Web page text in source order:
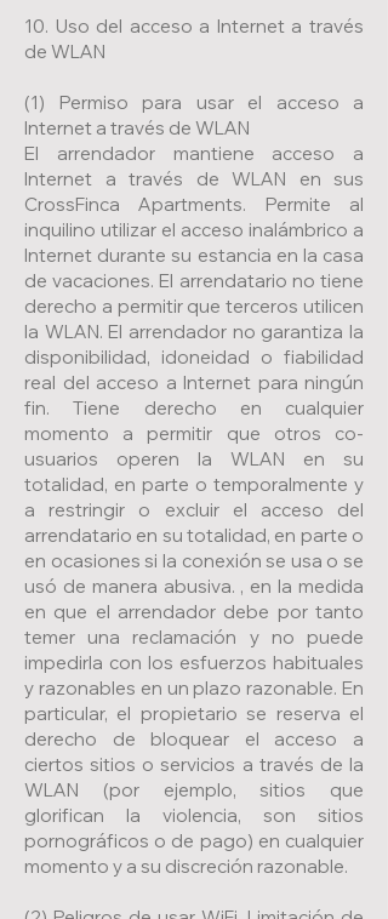
10. Uso del acceso a Internet a través
de WLAN
(1) Permiso para usar el acceso a
Internet a través de WLAN
El arrendador mantiene acceso a
Internet a través de WLAN en sus
CrossFinca Apartments. Permite al
inquilino utilizar el acceso inalámbrico a
Internet durante su estancia en la casa
de vacaciones. El arrendatario no tiene
derecho a permitir que terceros utilicen
la WLAN. El arrendador no garantiza la
disponibilidad, idoneidad o fiabilidad
real del acceso a Internet para ningún
fin. Tiene derecho en cualquier
momento a permitir que otros co-
usuarios operen la WLAN en su
totalidad, en parte o temporalmente y
a restringir o excluir el acceso del
arrendatario en su totalidad, en parte o
en ocasiones si la conexión se usa o se
usó de manera abusiva. , en la medida
en que el arrendador debe por tanto
temer una reclamación y no puede
impedirla con los esfuerzos habituales
y razonables en un plazo razonable. En
particular, el propietario se reserva el
derecho de bloquear el acceso a
ciertos sitios o servicios a través de la
WLAN (por ejemplo, sitios que
glorifican la violencia, son sitios
pornográficos o de pago) en cualquier
momento y a su discreción razonable.